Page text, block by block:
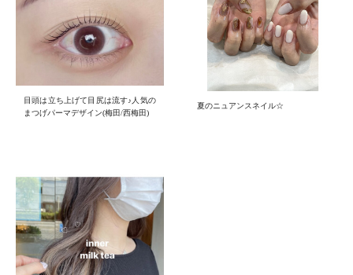
目頭は立ち上げて目尻は流す♪人気の
まつげパーマデザイン(梅田/西梅田)
夏のニュアンスネイル☆